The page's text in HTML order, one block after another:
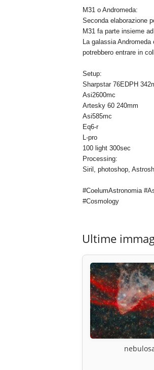
M31 o Andromeda:
Seconda elaborazione
M31 fa parte insieme
La galassia
potrebbero entrare in
Setup:
Sharpstar 76EDPH
Asi2600mc
Artesky 60 240mm
Asi585mc
Eq6-r
L-pro
100 light 300sec
Processing:
Siril, photoshop,
#CoelumAstronomia
#Cosmology
Ultime